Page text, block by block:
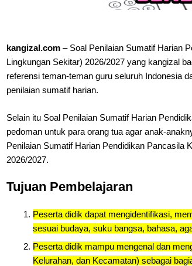
kangizal.com – Soal Penilaian Sumatif Harian
Lingkungan Sekitar) 2026/2027 yang kangizal
referensi teman-teman guru seluruh Indonesia
penilaian sumatif harian.
Selain itu Soal Penilaian Sumatif Harian
pedoman untuk para orang tua agar anak-
Penilaian Sumatif Harian Pendidikan Pancasila
2026/2027.
Tujuan Pembelajaran
Peserta didik dapat mengidentifikasi,
sesuai budaya, suku bangsa, bahasa,
Peserta didik mampu mengenal dan
Kelurahan, dan Kecamatan) sebagai